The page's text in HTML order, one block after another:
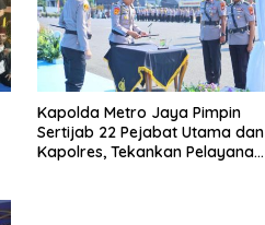
Kapolda Metro Jaya Pimpin
Sertijab 22 Pejabat Utama dan
Kapolres, Tekankan Pelayanan